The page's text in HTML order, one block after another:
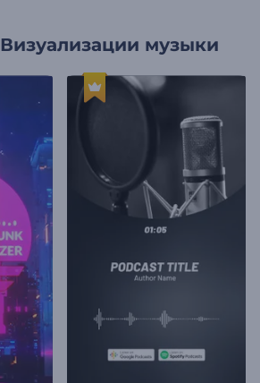
Визуализации музыки